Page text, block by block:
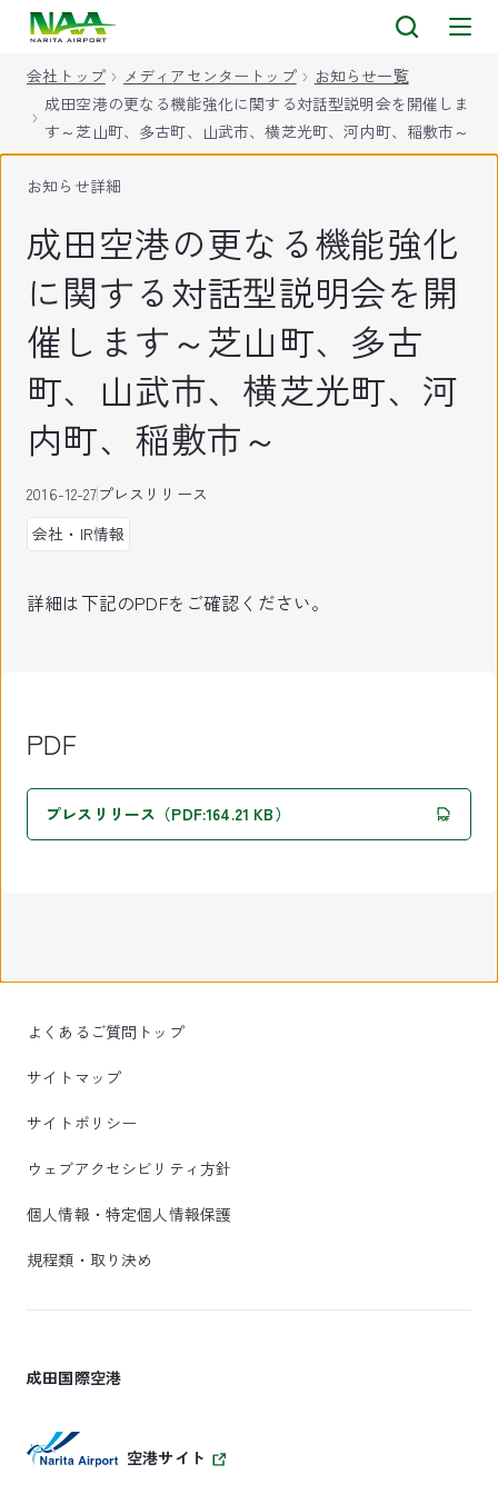
会社トップ メディアセンタートップ
お知らせ一覧
成田空港の更なる機能強化に関する対話型説明会を開催しま
す～芝山町、多古町、山武市、横芝光町、河内町、稲敷市～
お知らせ詳細
成田空港の更なる機能強化
に関する対話型説明会を開
催します～芝山町、多古
町、山武市、横芝光町、河
内町、稲敷市～
2016-12-27プレスリリース
会社・IR情報
詳細は下記のPDFをご確認ください。
PDF
プレスリリース（PDF:164.21 KB）
よくあるご質問トップ
サイトマップ
サイトポリシー
ウェブアクセシビリティ方針
個人情報・特定個人情報保護
規程類・取り決め
成田国際空港
空港サイト